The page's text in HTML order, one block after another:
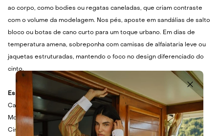
ao corpo, como bodies ou regatas caneladas, que criam contraste
com o volume da modelagem. Nos pés, aposte em sandálias de salto
bloco ou botas de cano curto para um toque urbano. Em dias de
temperatura amena, sobreponha com camisas de alfaiataria leve ou
jaquetas estruturadas, mantendo o foco no design diferenciado do
cinto.
Especificações Técnicas
Calça longa em jeans de algodão
Modelagem abaulada
Cintura alta